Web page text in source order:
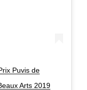
Puvis de
Arts 2019